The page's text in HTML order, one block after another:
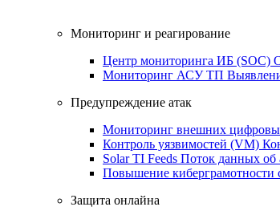
Мониторинг и реагирование
Центр мониторинга ИБ (SOC)
Мониторинг АСУ ТП
Предупреждение атак
Мониторинг внешних
Контроль уязвимостей (VM)
Solar TI Feeds Поток данных об
Повышение киберграмотности
Защита онлайна